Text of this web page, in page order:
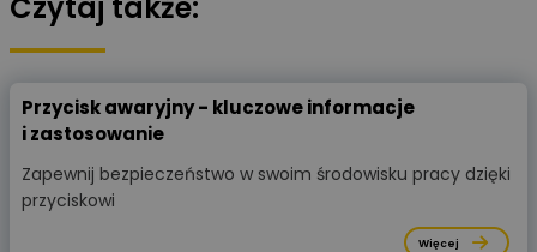
Przycisk awaryjny - kluczowe informacje
i zastosowanie
Zapewnij bezpieczeństwo w swoim środowisku pracy dzięki
przyciskowi
Więcej